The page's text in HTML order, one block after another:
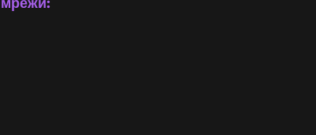
мрежи: